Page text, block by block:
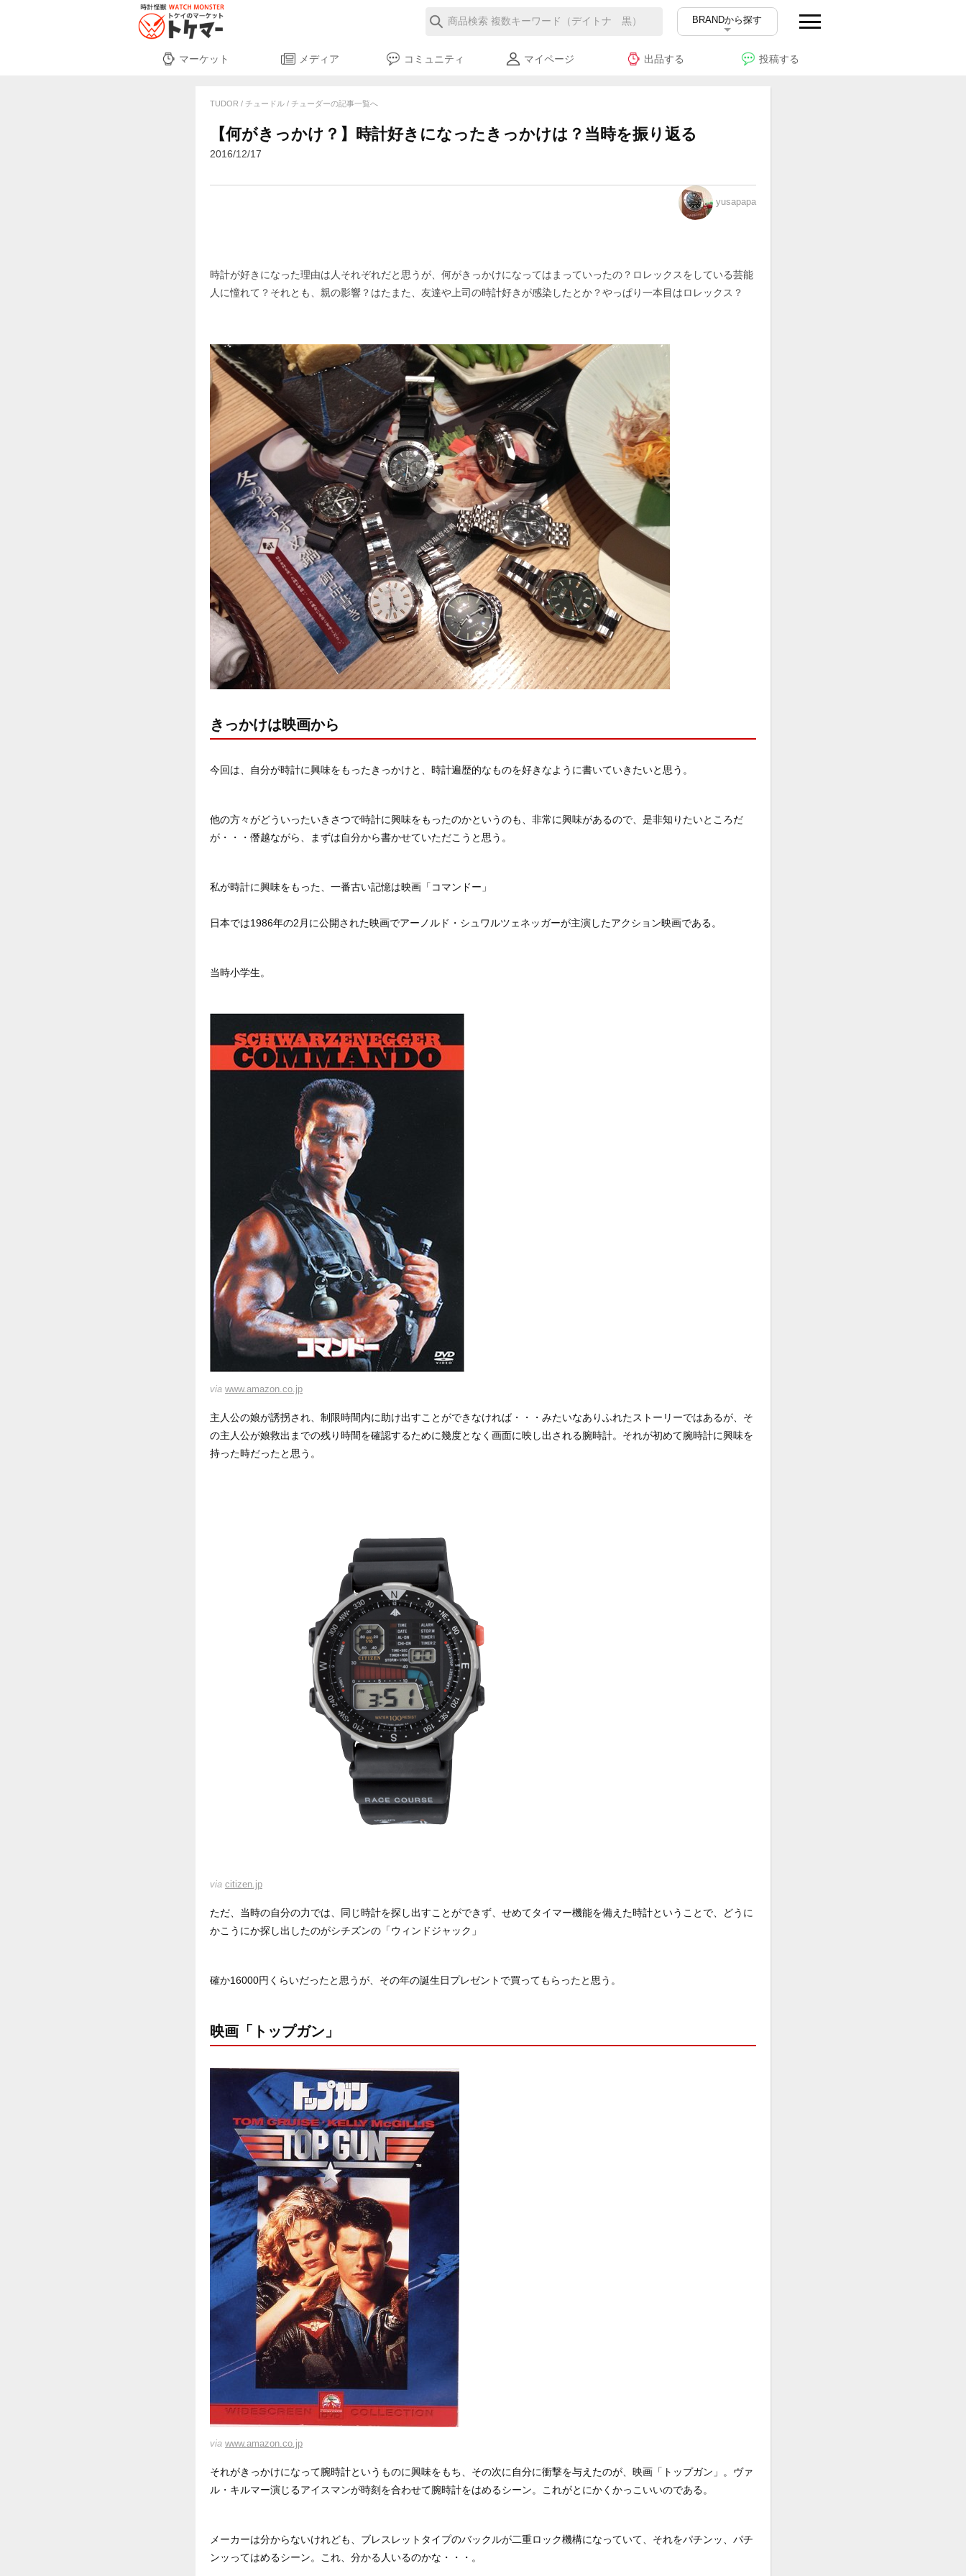
BRANDから探す
マーケット メディア コミュニティ マイページ 出品する 投稿する
TUDOR / チュードル / チューダーの記事一覧へ
【何がきっかけ？】時計好きになったきっかけは？当時を振り返る
2016/12/17
yusapapa
時計が好きになった理由は人それぞれだと思うが、何がきっかけになってはまっていったの？ロレックスをしている芸能
人に憧れて？それとも、親の影響？はたまた、友達や上司の時計好きが感染したとか？やっぱり一本目はロレックス？
きっかけは映画から
今回は、自分が時計に興味をもったきっかけと、時計遍歴的なものを好きなように書いていきたいと思う。
他の方々がどういったいきさつで時計に興味をもったのかというのも、非常に興味があるので、是非知りたいところだ
が・・・僭越ながら、まずは自分から書かせていただこうと思う。
私が時計に興味をもった、一番古い記憶は映画「コマンドー」
日本では1986年の2月に公開された映画でアーノルド・シュワルツェネッガーが主演したアクション映画である。
当時小学生。
via www.amazon.co.jp
主人公の娘が誘拐され、制限時間内に助け出すことができなければ・・・みたいなありふれたストーリーではあるが、そ
の主人公が娘救出までの残り時間を確認するために幾度となく画面に映し出される腕時計。それが初めて腕時計に興味を
持った時だったと思う。
via citizen.jp
ただ、当時の自分の力では、同じ時計を探し出すことができず、せめてタイマー機能を備えた時計ということで、どうに
かこうにか探し出したのがシチズンの「ウィンドジャック」
確か16000円くらいだったと思うが、その年の誕生日プレゼントで買ってもらったと思う。
映画「トップガン」
via www.amazon.co.jp
それがきっかけになって腕時計というものに興味をもち、その次に自分に衝撃を与えたのが、映画「トップガン」。ヴァ
ル・キルマー演じるアイスマンが時刻を合わせて腕時計をはめるシーン。これがとにかくかっこいいのである。
メーカーは分からないけれども、ブレスレットタイプのバックルが二重ロック機構になっていて、それをパチンッ、パチ
ンッってはめるシーン。これ、分かる人いるのかな・・・。